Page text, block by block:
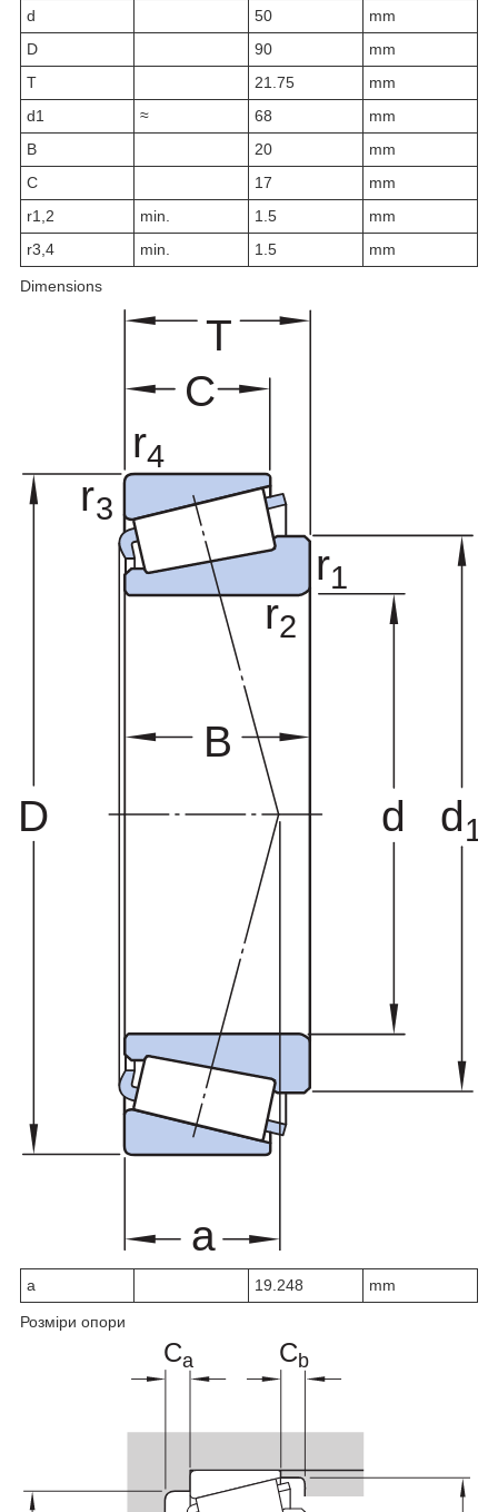
d 50
mm
D
90
mm
T
21.75
mm
d1 ≈ 68
mm
B
20
mm
C
17
mm
r1,2 min. 1.5
mm
r3,4 min. 1.5 mm
Dimensions
a 19.248 mm
Розміри опори